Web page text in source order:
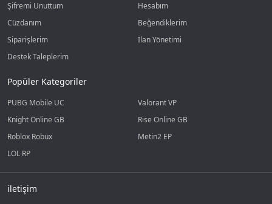
Şifremi Unuttum
Hesabım
Cüzdanım
Beğendiklerim
Siparişlerim
İlan Yönetimi
Destek Taleplerim
Popüler Kategoriler
PUBG Mobile UC
Valorant VP
Knight Online GB
Rise Online GB
Roblox Robux
Metin2 EP
LOL RP
iletişim